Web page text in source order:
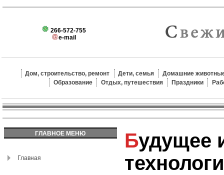
266-572-755
e-mail
Дом, строительство, ремонт Дети, семья
Домашние
Образование
Отдых, путешествия Праздники
ГЛАВНОЕ МЕНЮ
Главная
Будущее интернета: как